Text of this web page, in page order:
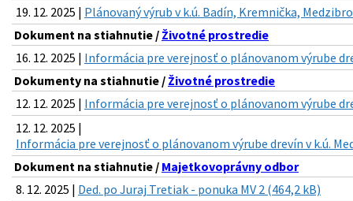
19. 12. 2025 | Plánovaný výrub v k.ú. Badín, Kremnička,
Dokument na stiahnutie / Životné prostredie
16. 12. 2025 | Informácia pre verejnosť o plánovanom výrube
Dokumenty na stiahnutie / Životné prostredie
12. 12. 2025 | Informácia pre verejnosť o plánovanom výrube
12. 12. 2025 |
Informácia pre verejnosť o plánovanom výrube drevín v k.ú.
Dokument na stiahnutie / Majetkovoprávny odbor
8. 12. 2025 | Ded. po Juraj Tretiak - ponuka MV 2 (464,2 kB)